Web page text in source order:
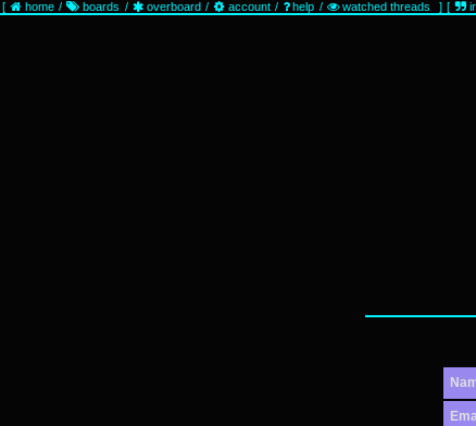
[ home / boards / overboard / account / help / watched threads ] [